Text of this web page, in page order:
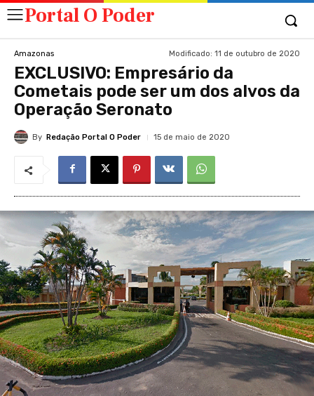
Portal O Poder
Amazonas Modificado: 11 de outubro de 2020
EXCLUSIVO: Empresário da
Cometais pode ser um dos alvos da
Operação Seronato
By Redação Portal O Poder 15 de maio de 2020